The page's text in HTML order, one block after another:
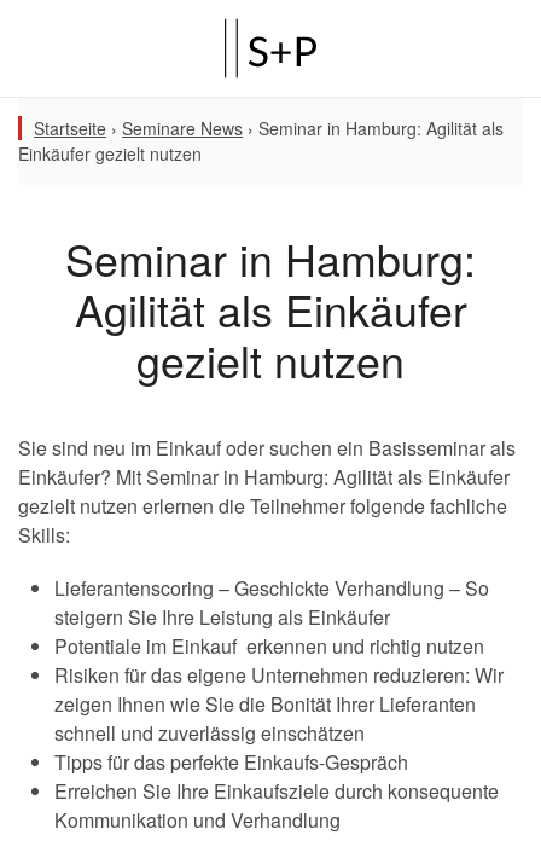
Startseite › Seminare News › Seminar in Hamburg: Agilität als
Einkäufer gezielt nutzen
Seminar in Hamburg:
Agilität als Einkäufer
gezielt nutzen
Sie sind neu im Einkauf oder suchen ein Basisseminar als
Einkäufer? Mit Seminar in Hamburg: Agilität als Einkäufer
gezielt nutzen erlernen die Teilnehmer folgende fachliche
Skills:
Lieferantenscoring – Geschickte Verhandlung – So
steigern Sie Ihre Leistung als Einkäufer
Potentiale im Einkauf erkennen und richtig nutzen
Risiken für das eigene Unternehmen reduzieren: Wir
zeigen Ihnen wie Sie die Bonität Ihrer Lieferanten
schnell und zuverlässig einschätzen
Tipps für das perfekte Einkaufs-Gespräch
Erreichen Sie Ihre Einkaufsziele durch konsequente
Kommunikation und Verhandlung